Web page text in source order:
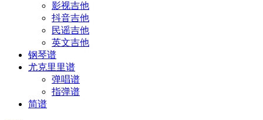
影视吉他
抖音吉他
民谣吉他
英文吉他
钢琴谱
尤克里里谱
弹唱谱
指弹谱
简谱